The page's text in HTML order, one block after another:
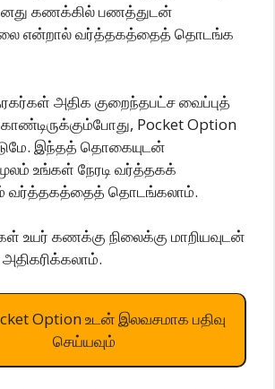
கணக்கில் பணத்துடன்
என்றால் வர்த்தகத்தைத் தொடங்க
அதிக குறைந்தபட்ச வைப்புத்
Pocket Option
இந்தத் தொகையுடன்
உங்கள் நேரடி வர்த்தகக்
வர்த்தகத்தைத் தொடங்கலாம்.
உயர் கணக்கு நிலைக்கு மாறியவுடன்
Option உடன் இலவசமாக பதிவு
செய்யவும்